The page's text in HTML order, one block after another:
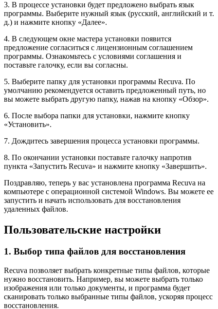
3. В процессе установки будет предложено выбрать язык
программы. Выберите нужный язык (русский, английский и т.
д.) и нажмите кнопку «Далее».
4. В следующем окне мастера установки появится
предложение согласиться с лицензионным соглашением
программы. Ознакомьтесь с условиями соглашения и
поставьте галочку, если вы согласны.
5. Выберите папку для установки программы Recuva. По
умолчанию рекомендуется оставить предложенный путь, но
вы можете выбрать другую папку, нажав на кнопку «Обзор».
6. После выбора папки для установки, нажмите кнопку
«Установить».
7. Дождитесь завершения процесса установки программы.
8. По окончании установки поставьте галочку напротив
пункта «Запустить Recuva» и нажмите кнопку «Завершить».
Поздравляю, теперь у вас установлена программа Recuva на
компьютере с операционной системой Windows. Вы можете ее
запустить и начать использовать для восстановления
удаленных файлов.
Пользовательские настройки
1. Выбор типа файлов для восстановления
Recuva позволяет выбрать конкретные типы файлов, которые
нужно восстановить. Например, вы можете выбрать только
изображения или только документы, и программа будет
сканировать только выбранные типы файлов, ускоряя процесс
восстановления.